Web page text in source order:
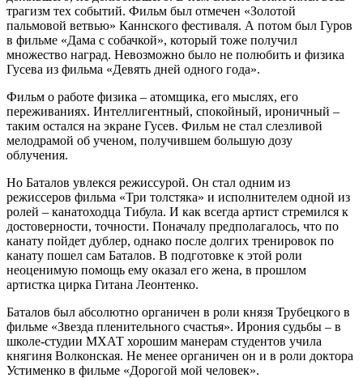
трагизм тех событий. Фильм был отмечен «Золотой
пальмовой ветвью» Каннского фестиваля. А потом был Гуров
в фильме «Дама с собачкой», который тоже получил
множество наград. Невозможно было не полюбить и физика
Гусева из фильма «Девять дней одного года».
Фильм о работе физика – атомщика, его мыслях, его
переживаниях. Интеллигентный, спокойный, ироничный –
таким остался на экране Гусев. Фильм не стал слезливой
мелодрамой об ученом, получившем большую дозу
облучения.
Но Баталов увлекся режиссурой. Он стал одним из
режиссеров фильма «Три толстяка» и исполнителем одной из
ролей – канатоходца Тибула. И как всегда артист стремился к
достоверности, точности. Поначалу предполагалось, что по
канату пойдет дублер, однако после долгих тренировок по
канату пошел сам Баталов. В подготовке к этой роли
неоценимую помощь ему оказал его жена, в прошлом
артистка цирка Гитана Леонтенко.
Баталов был абсолютно органичен в роли князя Трубецкого в
фильме «Звезда пленительного счастья». Ирония судьбы – в
школе-студии МХАТ хорошим манерам студентов учила
княгиня Волконская. Не менее органичен он и в роли доктора
Устименко в фильме «Дорогой мой человек».